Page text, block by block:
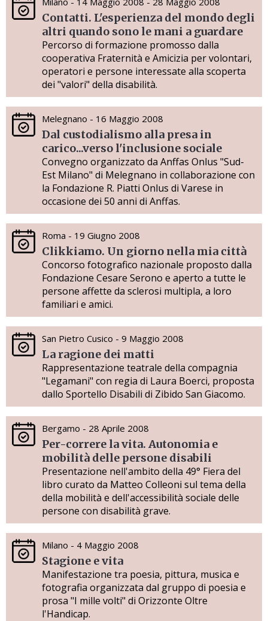
Contatti. L'esperienza del mondo degli
altri quando sono le mani a guardare
Percorso di formazione promosso dalla
cooperativa Fraternità e Amicizia per volontari,
operatori e persone interessate alla scoperta
dei "valori" della disabilità.
Melegnano - 16 Maggio 2008
Dal custodialismo alla presa in
carico...verso l'inclusione sociale
Convegno organizzato da Anffas Onlus "Sud-
Est Milano" di Melegnano in collaborazione con
la Fondazione R. Piatti Onlus di Varese in
occasione dei 50 anni di Anffas.
Roma - 19 Giugno 2008
Clikkiamo. Un giorno nella mia città
Concorso fotografico nazionale proposto dalla
Fondazione Cesare Serono e aperto a tutte le
persone affette da sclerosi multipla, a loro
familiari e amici.
San Pietro Cusico - 9 Maggio 2008
La ragione dei matti
Rappresentazione teatrale della compagnia
"Legamani" con regia di Laura Boerci, proposta
dallo Sportello Disabili di Zibido San Giacomo.
Bergamo - 28 Aprile 2008
Per-correre la vita. Autonomia e
mobilità delle persone disabili
Presentazione nell'ambito della 49° Fiera del
libro curato da Matteo Colleoni sul tema della
della mobilità e dell'accessibilità sociale delle
persone con disabilità grave.
Milano - 4 Maggio 2008
Stagione e vita
Manifestazione tra poesia, pittura, musica e
fotografia organizzata dal gruppo di poesia e
prosa "I mille volti" di Orizzonte Oltre
l'Handicap.